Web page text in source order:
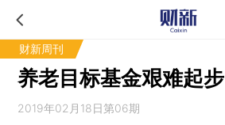
财新周刊
养老目标基金艰难起步
2019年02月18日第06期